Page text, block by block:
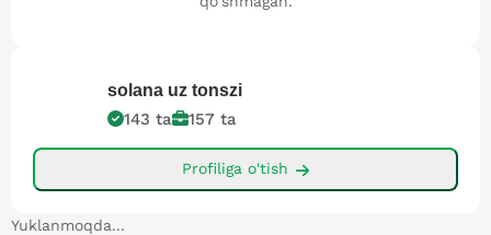
solana uz tonszi
143 ta 157 ta
Profiliga o'tish
Yuklanmoqda...